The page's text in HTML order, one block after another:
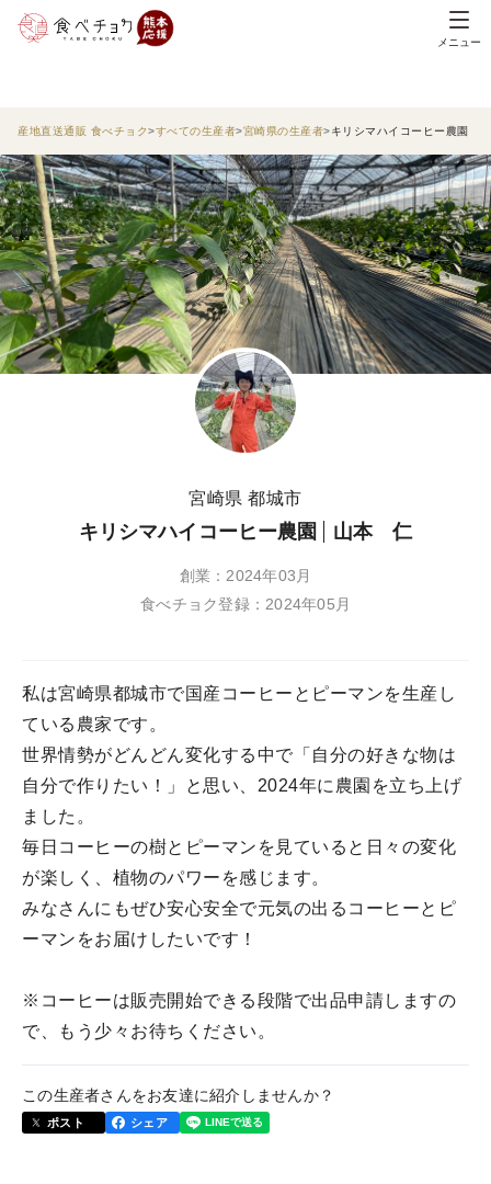
メニュー
産地直送通販 食べチョク すべての生産者 宮崎県の生産者 キリシマハイコーヒー農園
宮崎県 都城市
キリシマハイコーヒー農園 山本 仁
創業：2024年03月
食べチョク登録：2024年05月
私は宮崎県都城市で国産コーヒーとピーマンを生産し
ている農家です。
世界情勢がどんどん変化する中で「自分の好きな物は
自分で作りたい！」と思い、2024年に農園を立ち上げ
ました。
毎日コーヒーの樹とピーマンを見ていると日々の変化
が楽しく、植物のパワーを感じます。
みなさんにもぜひ安心安全で元気の出るコーヒーとピ
ーマンをお届けしたいです！
※コーヒーは販売開始できる段階で出品申請しますの
で、もう少々お待ちください。
この生産者さんをお友達に紹介しませんか？
ポスト シェア